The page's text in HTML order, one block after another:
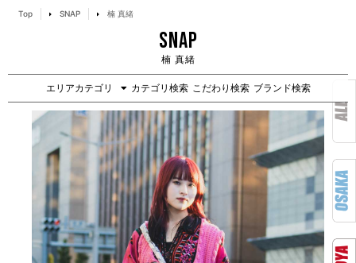
Top SNAP 楠 真緒
SNAP
楠 真緒
エリアカテゴリ カテゴリ検索 こだわり検索 ブランド検索